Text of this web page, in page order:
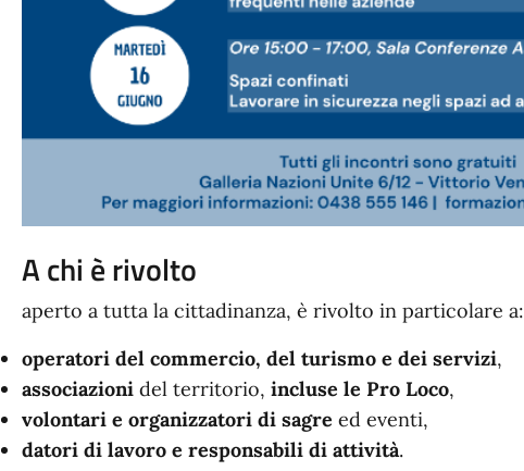
A chi è rivolto
aperto a tutta la cittadinanza, è rivolto in particolare a:
operatori del commercio, del turismo e dei servizi,
associazionidel territorio, incluse le Pro Loco,
volontari e organizzatori di sagre ed eventi,
datori di lavoro e responsabili di attività.